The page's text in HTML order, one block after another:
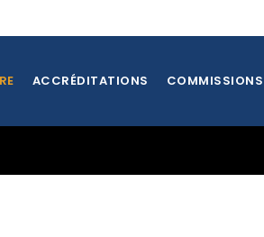
ACCRÉDITATIONS COMMISSIONS